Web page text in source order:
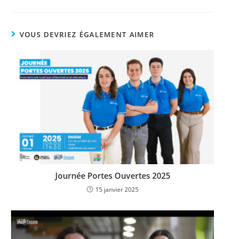
VOUS DEVRIEZ ÉGALEMENT AIMER
Journée Portes Ouvertes 2025
15 janvier 2025